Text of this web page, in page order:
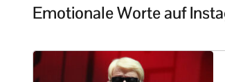
Emotionale Worte auf